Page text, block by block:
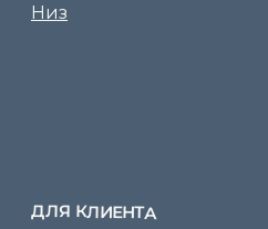
ДЛЯ КЛИЕНТА
Низ